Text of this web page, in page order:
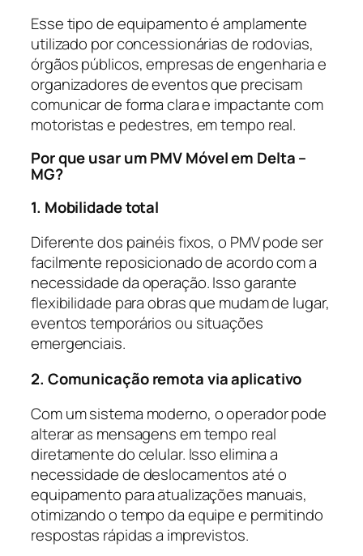
Esse tipo de equipamento é amplamente
utilizado por concessionárias de rodovias,
órgãos públicos, empresas de engenharia e
organizadores de eventos que precisam
comunicar de forma clara e impactante com
motoristas e pedestres, em tempo real.
Por que usar um PMV Móvel em Delta –
MG?
1. Mobilidade total
Diferente dos painéis fixos, o PMV pode ser
facilmente reposicionado de acordo com a
necessidade da operação. Isso garante
flexibilidade para obras que mudam de lugar,
eventos temporários ou situações
emergenciais.
2. Comunicação remota via aplicativo
Com um sistema moderno, o operador pode
alterar as mensagens em tempo real
diretamente do celular. Isso elimina a
necessidade de deslocamentos até o
equipamento para atualizações manuais,
otimizando o tempo da equipe e permitindo
respostas rápidas a imprevistos.